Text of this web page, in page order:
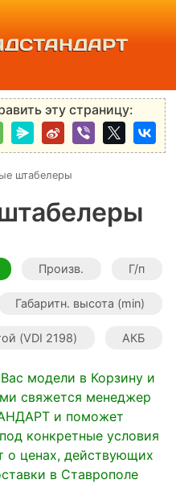
эту страницу:
штабелеры
Произв. Г/п
Габаритн. высота (min)
(VDI 2198) АКБ
модели в Корзину и
свяжется менеджер
и поможет
конкретные условия
о ценах, действующих
в Ставрополе